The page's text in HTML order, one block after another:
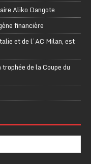
Aliko Dangote
financière
et de l’AC Milan, est
de la Coupe du